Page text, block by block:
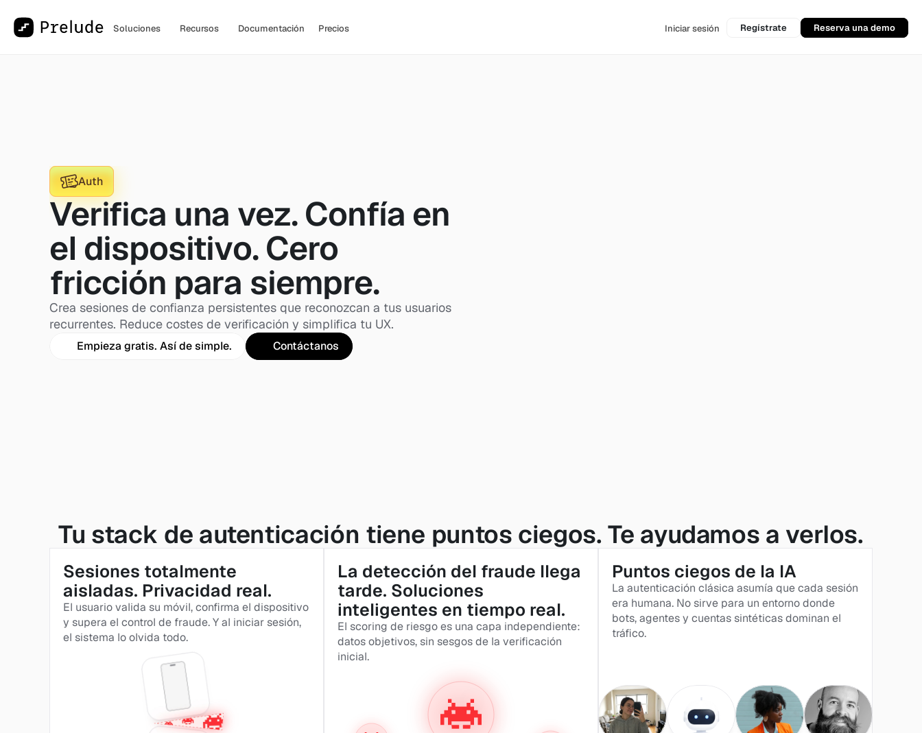
Soluciones Recursos Documentación Precios Iniciar sesión Regístrate Reserva una demo
Auth
Verifica una vez. Confía en
el dispositivo. Cero
fricción para siempre.
Crea sesiones de confianza persistentes que reconozcan a tus usuarios
recurrentes. Reduce costes de verificación y simplifica tu UX.
Empieza gratis. Así de simple. Contáctanos
Tu stack de autenticación tiene puntos ciegos. Te ayudamos a verlos.
Sesiones totalmente
aisladas. Privacidad real.
El usuario valida su móvil, confirma el dispositivo
y supera el control de fraude. Y al iniciar sesión,
el sistema lo olvida todo.
La detección del fraude llega
tarde. Soluciones
inteligentes en tiempo real.
El scoring de riesgo es una capa independiente:
datos objetivos, sin sesgos de la verificación
inicial.
Puntos ciegos de la IA
La autenticación clásica asumía que cada sesión
era humana. No sirve para un entorno donde
bots, agentes y cuentas sintéticas dominan el
tráfico.